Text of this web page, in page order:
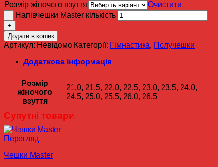
Розмір жіночого взуття
Очистити
Напівчешки Master кількість
Додати в кошик
Артикул: Невідомо Категорії: Гімнастика, Получешки
Додаткова інформація
Розмір
жіночого
взуття
21.0, 21.5, 22.0, 22.5, 23.0, 23.5, 24.0,
24.5, 25.0, 25.5, 26.0, 26.5
Супутні товари
Перегляд
Чешки Master